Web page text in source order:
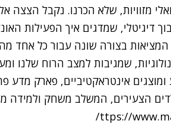
מזוויות, שלא הכרנו. נקבל הצצה
דיגיטלי, שמדגים איך הפעילות
המציאות בצורה שונה עבור כל אחד
שמגיבות למצב הרוח שלנו
ומוצגים אינטראקטיביים, פארק מדע
הצעירים, המשלב משחק ולמידה
ttps://